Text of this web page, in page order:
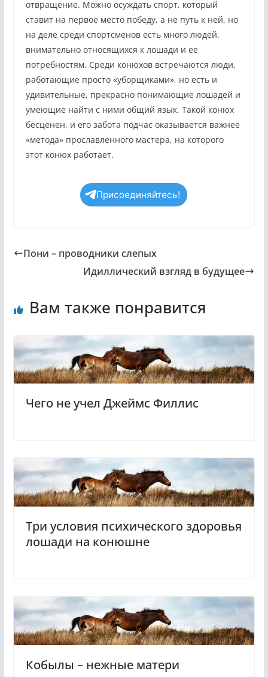
отвращение. Можно осуждать спорт, который
ставит на первое место победу, а не путь к ней, но
на деле среди спортсменов есть много людей,
внимательно относящихся к лошади и ее
потребностям. Среди конюхов встречаются люди,
работающие просто «уборщиками», но есть и
удивительные, прекрасно понимающие лошадей и
умеющие найти с ними общий язык. Такой конюх
бесценен, и его забота подчас оказывается важнее
«метода» прославленного мастера, на которого
этот конюх работает.
Присоединяйтесь!
Пони – проводники слепых
Идиллический взгляд в будущее
Вам также понравится
Чего не учел Джеймс Филлис
Три условия психического здоровья
лошади на конюшне
Кобылы – нежные матери